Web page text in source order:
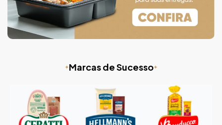
Marcas de Sucesso